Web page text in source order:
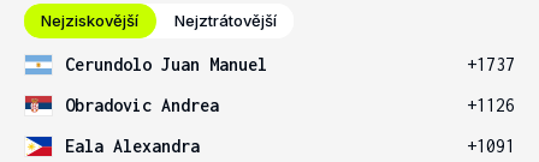
Nejziskovější Nejztrátovější
Cerundolo Juan Manuel
+1737
Obradovic Andrea
+1126
Eala Alexandra
+1091